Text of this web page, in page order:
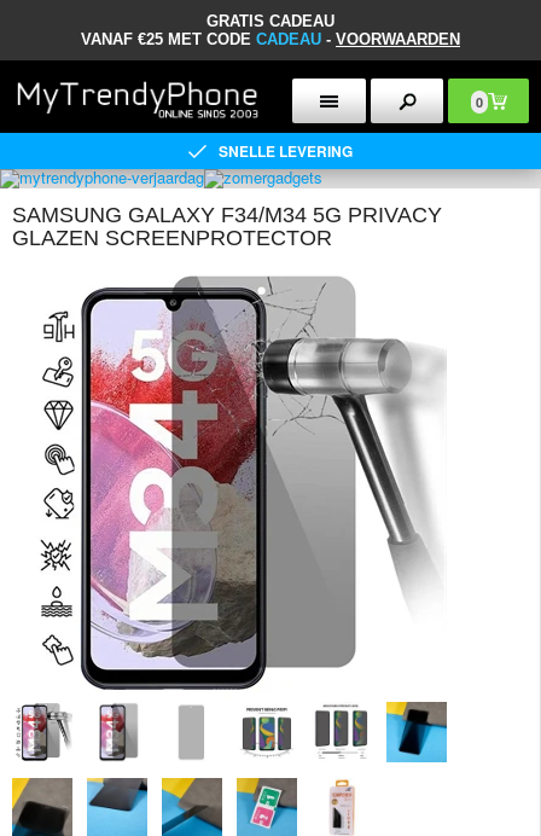
GRATIS CADEAU
VANAF €25 MET CODE CADEAU - VOORWAARDEN
0
SNELLE LEVERING
SAMSUNG GALAXY F34/M34 5G PRIVACY
GLAZEN SCREENPROTECTOR